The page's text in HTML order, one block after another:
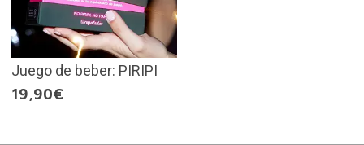
Juego de beber: PIRIPI
19,90€